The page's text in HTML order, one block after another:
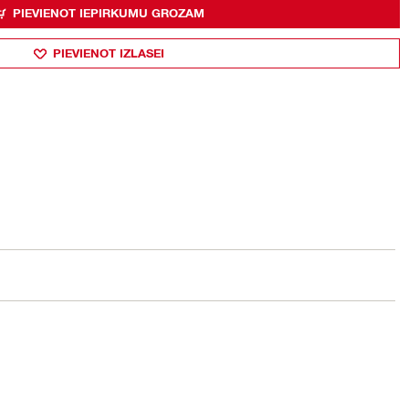
PIEVIENOT IEPIRKUMU GROZAM
PIEVIENOT IZLASEI